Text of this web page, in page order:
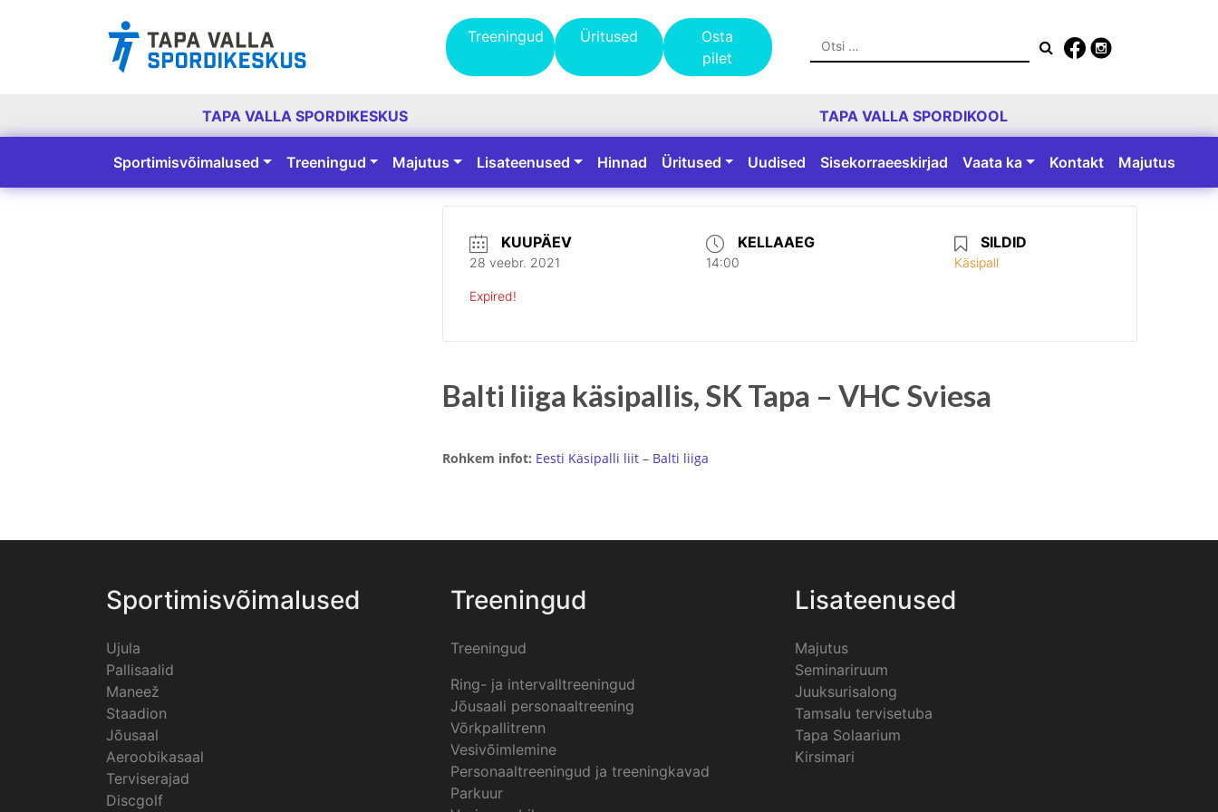
Treeningud Üritused
Osta
pilet
Otsing
TAPA VALLA SPORDIKESKUS TAPA VALLA SPORDIKOOL
Peamine navigatsioon
Sportimisvõimalused Treeningud Majutus Lisateenused Hinnad Üritused Uudised Sisekorraeeskirjad Vaata ka Kontakt Majutus
KUUPÄEV
28 veebr. 2021
Expired!
KELLAAEG
14:00
SILDID
Käsipall
Balti liiga käsipallis, SK Tapa – VHC Sviesa
Rohkem infot: Eesti Käsipalli liit – Balti liiga
Sportimisvõimalused
Ujula
Pallisaalid
Maneež
Staadion
Jõusaal
Aeroobikasaal
Terviserajad
Discgolf
Treeningud
Treeningud
Ring- ja intervalltreeningud
Jõusaali personaaltreening
Võrkpallitrenn
Vesivõimlemine
Personaaltreeningud ja treeningkavad
Parkuur
Lisateenused
Majutus
Seminariruum
Juuksurisalong
Tamsalu tervisetuba
Tapa Solaarium
Kirsimari